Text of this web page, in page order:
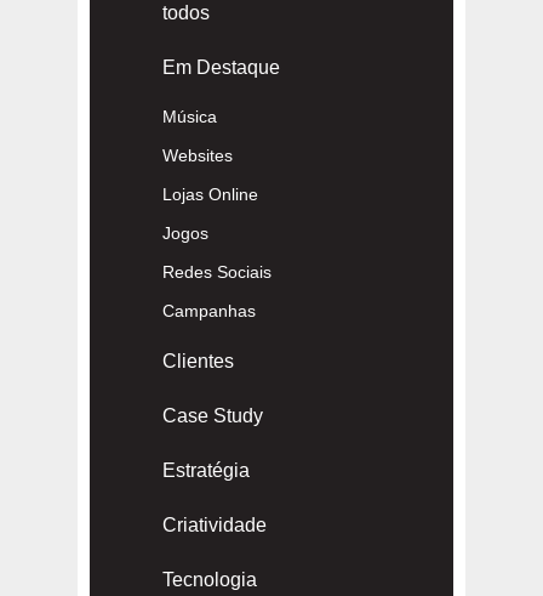
todos
Em Destaque
Música
Websites
Lojas Online
Jogos
Redes Sociais
Campanhas
Clientes
Case Study
Estratégia
Criatividade
Tecnologia